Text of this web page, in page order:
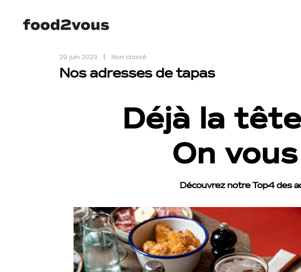
29 juin 2023 Non classé
Nos adresses de tapas
Déjà la
On
Découvrez notre Top4 des